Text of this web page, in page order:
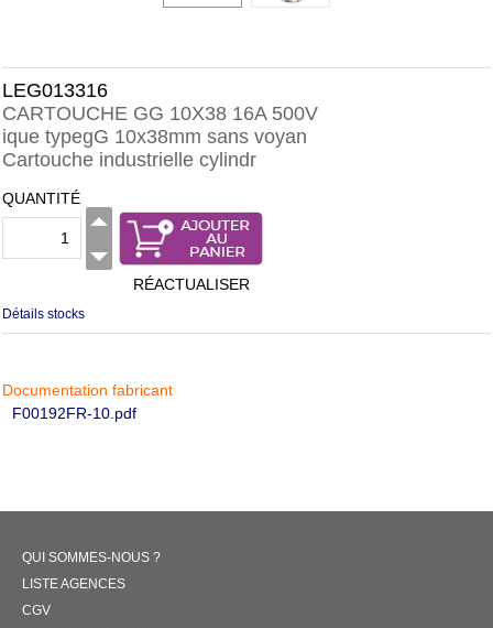
LEG013316
CARTOUCHE GG 10X38 16A 500V
ique typegG 10x38mm sans voyan
Cartouche industrielle cylindr
QUANTITÉ
RÉACTUALISER
Détails stocks
Documentation fabricant
F00192FR-10.pdf
QUI SOMMES-NOUS ?
LISTE AGENCES
CGV